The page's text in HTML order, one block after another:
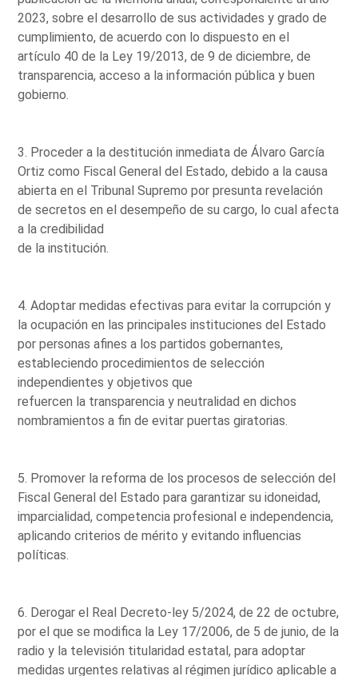
2023, sobre el desarrollo de sus actividades y grado de
cumplimiento, de acuerdo con lo dispuesto en el
artículo 40 de la Ley 19/2013, de 9 de diciembre, de
transparencia, acceso a la información pública y buen
gobierno.
3. Proceder a la destitución inmediata de Álvaro García
Ortiz como Fiscal General del Estado, debido a la causa
abierta en el Tribunal Supremo por presunta revelación
de secretos en el desempeño de su cargo, lo cual afecta
a la credibilidad
de la institución.
4. Adoptar medidas efectivas para evitar la corrupción y
la ocupación en las principales instituciones del Estado
por personas afines a los partidos gobernantes,
estableciendo procedimientos de selección
independientes y objetivos que
refuercen la transparencia y neutralidad en dichos
nombramientos a fin de evitar puertas giratorias.
5. Promover la reforma de los procesos de selección del
Fiscal General del Estado para garantizar su idoneidad,
imparcialidad, competencia profesional e independencia,
aplicando criterios de mérito y evitando influencias
políticas.
6. Derogar el Real Decreto-ley 5/2024, de 22 de octubre,
por el que se modifica la Ley 17/2006, de 5 de junio, de la
radio y la televisión titularidad estatal, para adoptar
medidas urgentes relativas al régimen jurídico aplicable a